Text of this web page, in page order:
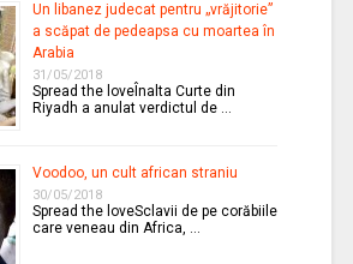
Un libanez judecat pentru „vrăjitorie”
a scăpat de pedeapsa cu moartea în
Arabia
31/05/2018
Spread the loveÎnalta Curte din
Riyadh a anulat verdictul de …
Voodoo, un cult african straniu
30/05/2018
Spread the loveSclavii de pe corăbiile
care veneau din Africa, …